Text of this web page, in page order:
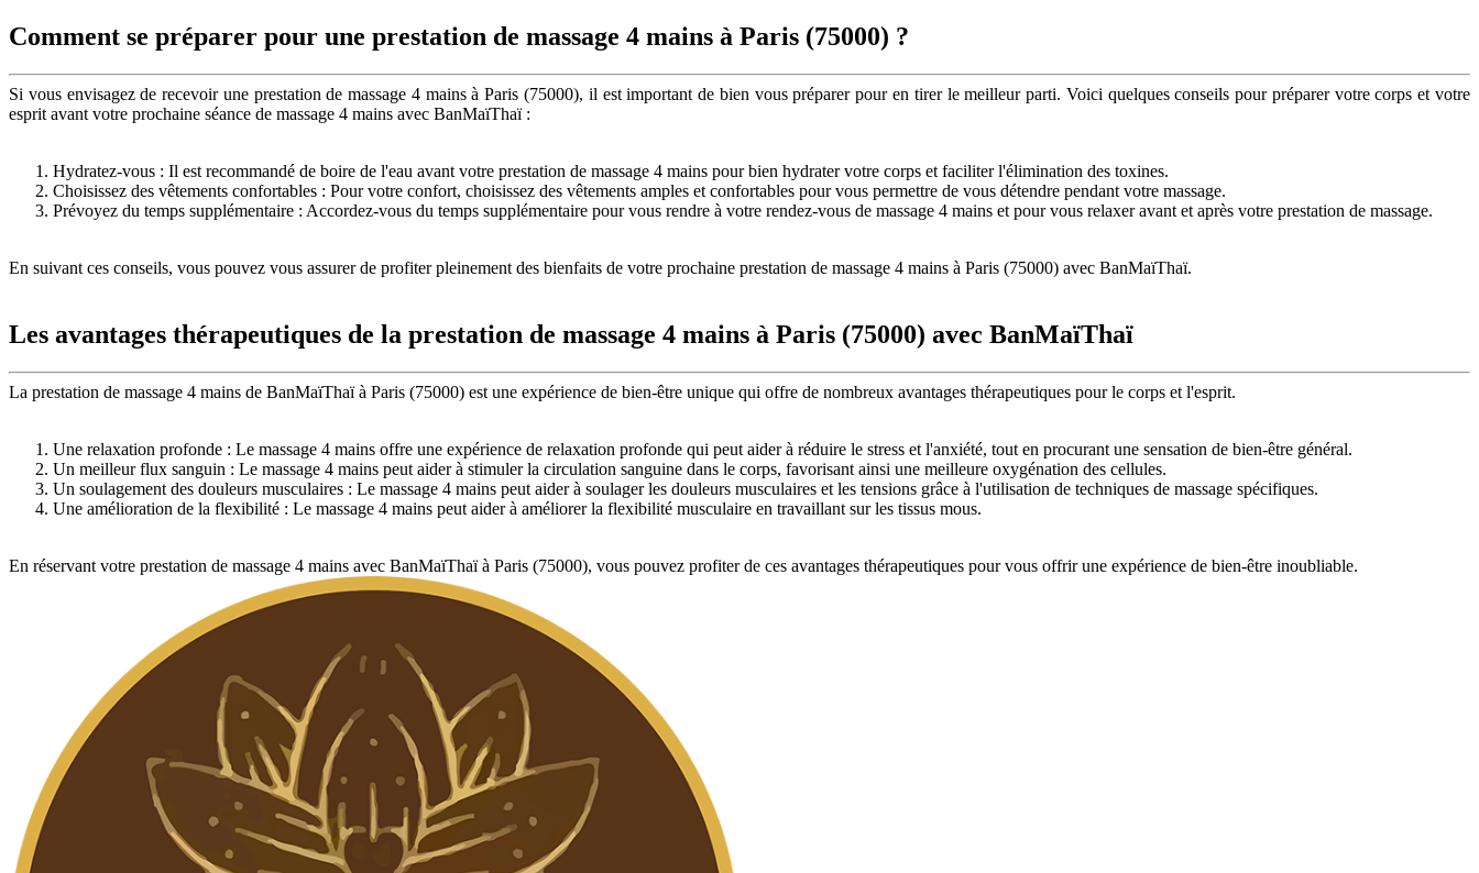
Comment se préparer pour une prestation de massage 4 mains à Paris (75000) ?
Si vous envisagez de recevoir une prestation de massage 4 mains à Paris (75000), il est important de bien vous préparer pour en tirer le meilleur parti. Voici quelques conseils pour préparer votre corps et votre
esprit avant votre prochaine séance de massage 4 mains avec BanMaïThaï :
Hydratez-vous : Il est recommandé de boire de l'eau avant votre prestation de massage 4 mains pour bien hydrater votre corps et faciliter l'élimination des toxines.
Choisissez des vêtements confortables : Pour votre confort, choisissez des vêtements amples et confortables pour vous permettre de vous détendre pendant votre massage.
Prévoyez du temps supplémentaire : Accordez-vous du temps supplémentaire pour vous rendre à votre rendez-vous de massage 4 mains et pour vous relaxer avant et après votre prestation de massage.
En suivant ces conseils, vous pouvez vous assurer de profiter pleinement des bienfaits de votre prochaine prestation de massage 4 mains à Paris (75000) avec BanMaïThaï.
Les avantages thérapeutiques de la prestation de massage 4 mains à Paris (75000) avec BanMaïThaï
La prestation de massage 4 mains de BanMaïThaï à Paris (75000) est une expérience de bien-être unique qui offre de nombreux avantages thérapeutiques pour le corps et l'esprit.
Une relaxation profonde : Le massage 4 mains offre une expérience de relaxation profonde qui peut aider à réduire le stress et l'anxiété, tout en procurant une sensation de bien-être général.
Un meilleur flux sanguin : Le massage 4 mains peut aider à stimuler la circulation sanguine dans le corps, favorisant ainsi une meilleure oxygénation des cellules.
Un soulagement des douleurs musculaires : Le massage 4 mains peut aider à soulager les douleurs musculaires et les tensions grâce à l'utilisation de techniques de massage spécifiques.
Une amélioration de la flexibilité : Le massage 4 mains peut aider à améliorer la flexibilité musculaire en travaillant sur les tissus mous.
En réservant votre prestation de massage 4 mains avec BanMaïThaï à Paris (75000), vous pouvez profiter de ces avantages thérapeutiques pour vous offrir une expérience de bien-être inoubliable.